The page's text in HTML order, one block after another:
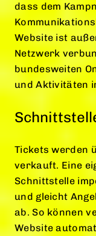
dass dem
Website ist
Netzwerk
bundesweiten
und Aktivitäten
Tickets werden
verkauft. Eine
Schnittstelle
und gleicht
ab. So können
Website